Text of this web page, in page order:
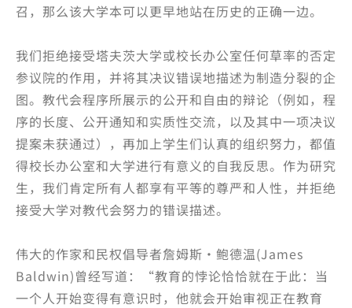
召，那么该大学本可以更早地站在历史的正确一边。
我们拒绝接受塔夫茨大学或校长办公室任何草率的否定
参议院的作用，并将其决议错误地描述为制造分裂的企
图。教代会程序所展示的公开和自由的辩论（例如，程
序的长度、公开通知和实质性交流，以及其中一项决议
提案未获通过），再加上学生们认真的组织努力，都值
得校长办公室和大学进行有意义的自我反思。作为研究
生，我们肯定所有人都享有平等的尊严和人性，并拒绝
接受大学对教代会努力的错误描述。
伟大的作家和民权倡导者詹姆斯·鲍德温(James
Baldwin)曾经写道：“教育的悖论恰恰就在于此：当
一个人开始变得有意识时，他就会开始审视正在教育